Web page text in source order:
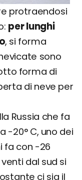
protraendosi
per lunghi
, si forma
sono
forma di
di neve per
Russia che fa
-20° C, uno dei
fa con -26
dal sud si
ci sia il